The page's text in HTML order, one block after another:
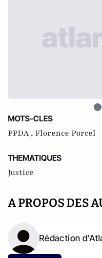
MOTS-CLES
PPDA , Florence Porcel
THEMATIQUES
Justice
A PROPOS DES
Rédaction